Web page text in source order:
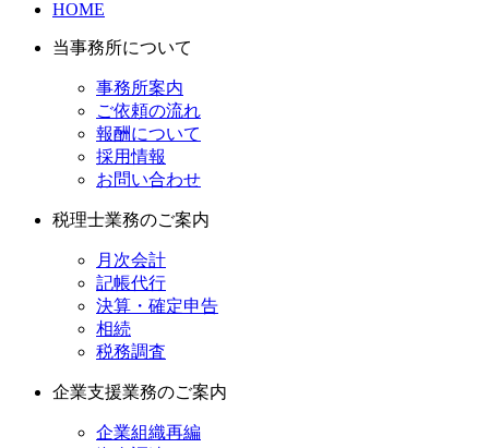
HOME
当事務所について
事務所案内
ご依頼の流れ
報酬について
採用情報
お問い合わせ
税理士業務のご案内
月次会計
記帳代行
決算・確定申告
相続
税務調査
企業支援業務のご案内
企業組織再編